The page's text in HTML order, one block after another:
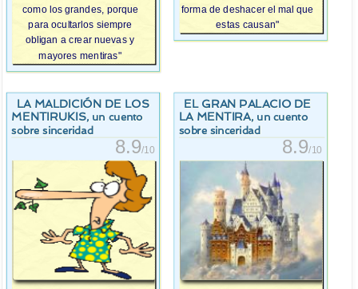
como los grandes, porque
para ocultarlos siempre
obligan a crear nuevas y
mayores mentiras"
forma de deshacer el mal que
estas causan"
LA MALDICIÓN DE LOS
MENTIRUKIS, un cuento
sobre sinceridad
8.9/10
EL GRAN PALACIO DE
LA MENTIRA, un cuento
sobre sinceridad
8.9/10